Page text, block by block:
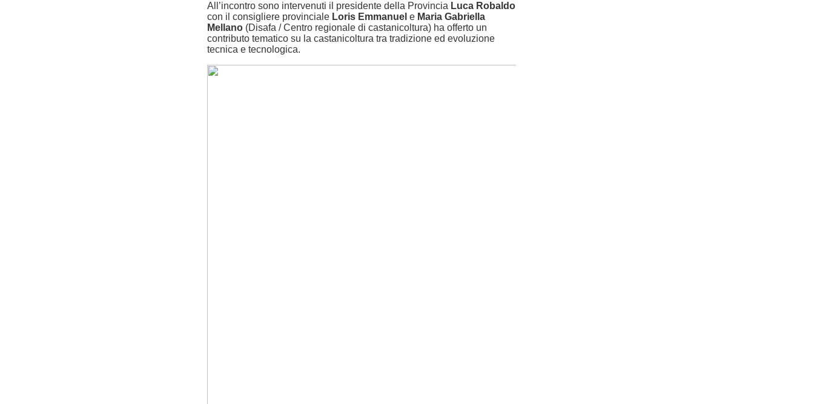
All’incontro sono intervenuti il presidente della Provincia Luca Robaldo
con il consigliere provinciale Loris Emmanuel e Maria Gabriella
Mellano (Disafa / Centro regionale di castanicoltura) ha offerto un
contributo tematico su la castanicoltura tra tradizione ed evoluzione
tecnica e tecnologica.